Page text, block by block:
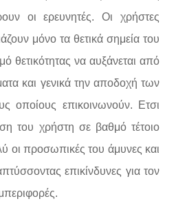
οι ερευνητές. Οι χρήστες
μόνο τα θετικά σημεία του
θετικότητας να αυξάνεται από
και γενικά την αποδοχή των
οποίους επικοινωνούν. Ετσι
του χρήστη σε βαθμό τέτοιο
οι προσωπικές του άμυνες και
επικίνδυνες για τον